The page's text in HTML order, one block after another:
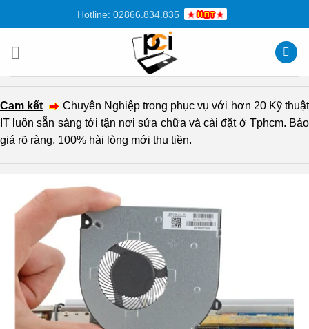
dung
Hotline: 02866.834.835
Cam kết
Chuyên Nghiệp trong phục vụ với hơn 20 Kỹ thuật
IT luôn sẵn sàng tới tận nơi sửa chữa và cài đặt ở Tphcm. Báo
giá rõ ràng. 100% hài lòng mới thu tiền.